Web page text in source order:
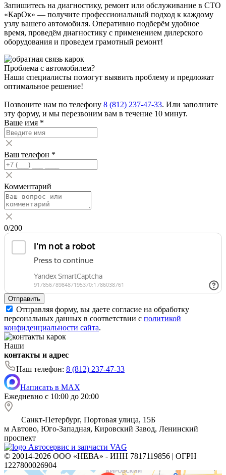
Запишитесь на диагностику, ремонт или обслуживание в СТО
«КарОк» — получите профессиональный подход к каждому
узлу вашего автомобиля. Оперативно подберём удобное
время, проведём диагностику с применением дилерского
оборудования и проведем грамотный ремонт!
Проблема с автомобилем?
Наши специалисты помогут выявить проблему и предложат
оптимальное решение!
Позвоните нам по телефону 8 (812) 237-47-33. Или заполните
эту форму, и мы перезвоним вам в течение 10 минут.
Ваше имя *
Ваш телефон *
Комментарий
0/200
Отправить
Отправляя форму, вы даете согласие на обработку
персональных данных в соответствии с политикой
конфиденциальности сайта.
Наши
контакты и адрес
Наш телефон: 8 (812) 237-47-33
Написать в MAX
Ежедневно с 10:00 до 20:00
Санкт-Петербург, Портовая улица, 15Б
м Автово, Юго-Западная, Кировский Завод, Ленинский
проспект
Автосервис и запчасти VAG
© 20014-2026 ООО «НЕВА» - ИНН 7817119856 | ОГРН
1227800026904